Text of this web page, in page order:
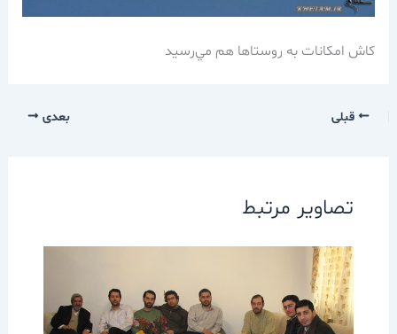
كاش امكانات به روستاها هم مي‌رسيد
قبلی بعدی
تصاویر مرتبط